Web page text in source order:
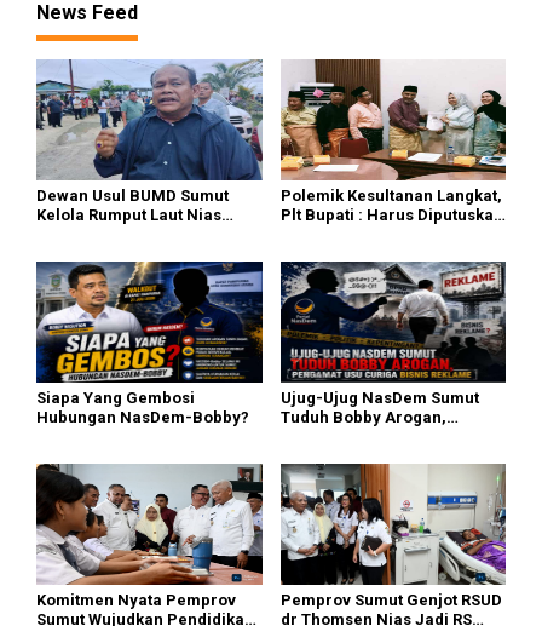
News Feed
Dewan Usul BUMD Sumut
Kelola Rumput Laut Nias
Polemik Kesultanan Langkat,
Plt Bupati : Harus Diputuskan
Siapa Yang Gembosi
Hubungan NasDem-Bobby?
Ujug-Ujug NasDem Sumut
Tuduh Bobby Arogan,
Komitmen Nyata Pemprov
Sumut Wujudkan Pendidikan
Pemprov Sumut Genjot RSUD
dr Thomsen Nias Jadi RS